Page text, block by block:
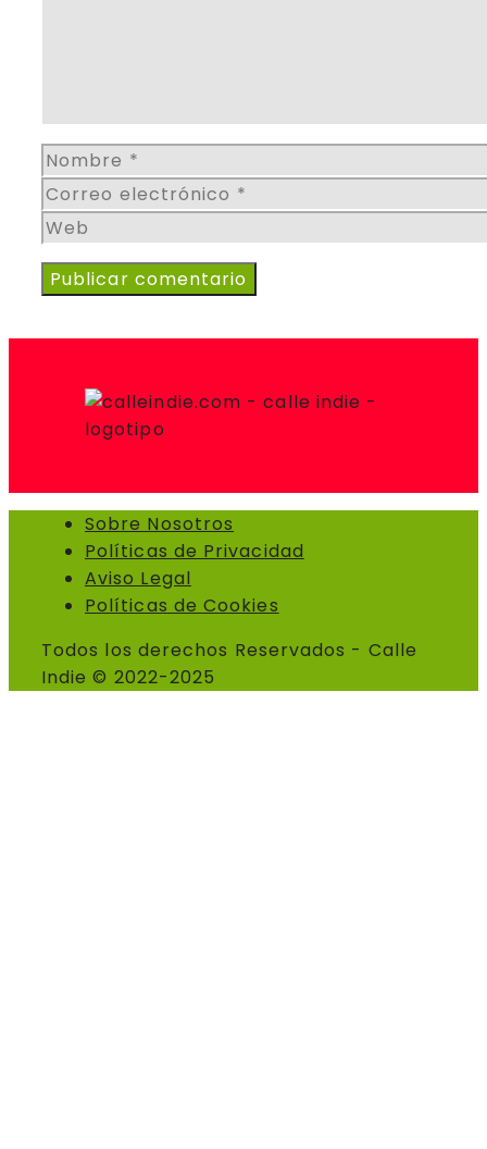
Nombre
Correo
electrónico
Web
Sobre Nosotros
Políticas de Privacidad
Aviso Legal
Políticas de Cookies
Todos los derechos Reservados - Calle
Indie © 2022-2025